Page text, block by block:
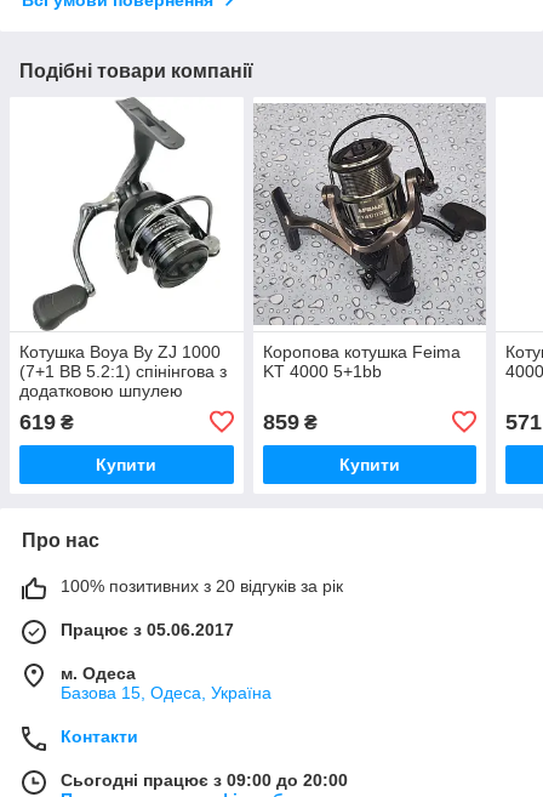
Подібні товари компанії
Котушка Boya By ZJ 1000
(7+1 BB 5.2:1) спінінгова з
додатковою шпулею
619 ₴
Купити
Коропова котушка Feima
KT 4000 5+1bb
859₴
Купити
571
Про нас
100% позитивних з 20 відгуків за рік
Працює з 05.06.2017
м. Одеса
Базова 15, Одеса, Україна
Контакти
Сьогодні працює з 09:00 до 20:00